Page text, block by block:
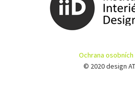
Ochrana osobních
© 2020 design